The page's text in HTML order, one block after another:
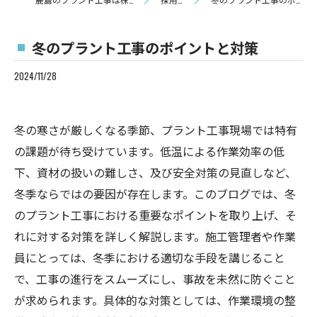
冬のプラント工事のポイントと対策
2024/11/28
冬の寒さが厳しくなる季節、プラント工事現場では特有
の課題が待ち受けています。低温による作業効率の低
下、資材の扱いの難しさ、及び安全対策の見直しなど、
冬季ならではの要因が存在します。このブログでは、冬
のプラント工事における重要なポイントを取り上げ、そ
れに対する対策を詳しく解説します。施工管理者や作業
員にとっては、冬季における適切な手段を講じること
で、工事の進行をスムーズにし、事故を未然に防ぐこと
が求められます。具体的な対策としては、作業環境の整